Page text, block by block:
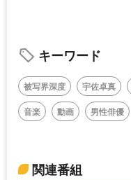
キーワード
被写界深度 宇佐卓真
音楽
動画 男性俳優
関連番組